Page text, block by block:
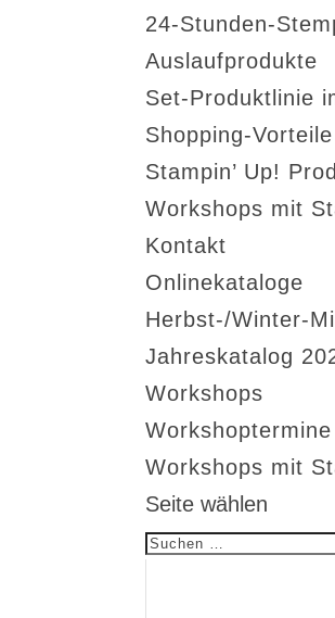
24-Stunden-
Auslaufprodukte
Set-Produktlinie
Shopping-Vorteile
Stampin’ Up!
Workshops mit
Kontakt
Onlinekataloge
Herbst-/Winter-
Jahreskatalog
Workshops
Workshops mit
Seite wählen